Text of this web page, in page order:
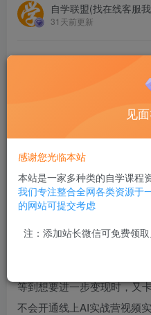
自学联盟(找在线客服
31天前更新
很多全职宝妈想要利用空
收之路，却屡屡陷入困境：
号内容杂乱无章，始终无法
现项目赚钱资源网思写出的
力，很难撬动阅读；想投放
推广预算；好不容易积累一
懂合规引流，频繁
等到想要进一步变现时，又
不会开通线上AI实战营视频
见
感谢您光临本站
本站是一家多种类的自学课程
我们专注整合全网各类资源于
的网站可提交考虑
注：添加站长微信可免费领取